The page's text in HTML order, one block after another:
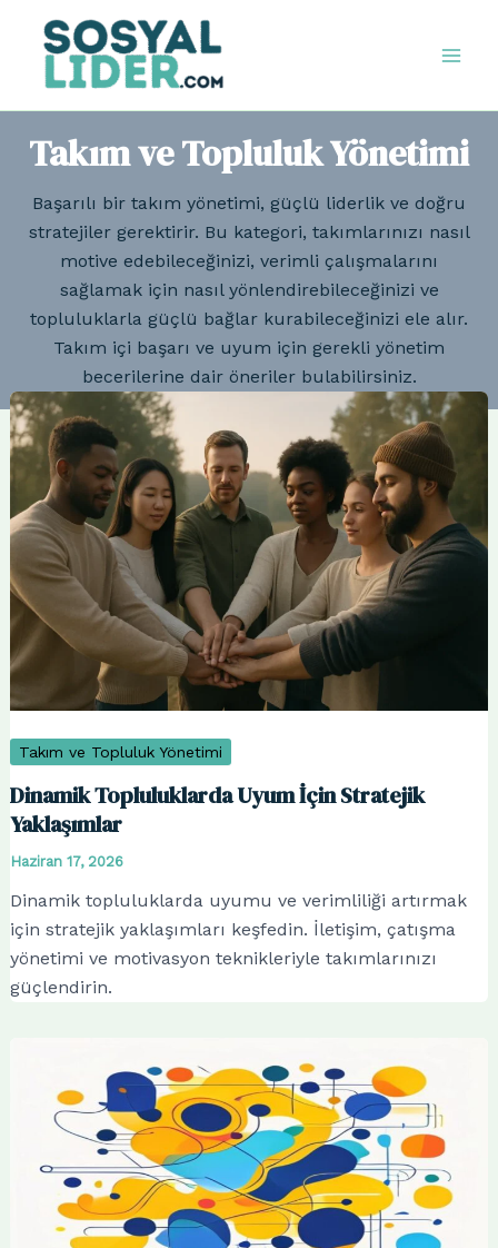
Takım ve Topluluk Yönetimi
Başarılı bir takım yönetimi, güçlü liderlik ve doğru
stratejiler gerektirir. Bu kategori, takımlarınızı nasıl
motive edebileceğinizi, verimli çalışmalarını
sağlamak için nasıl yönlendirebileceğinizi ve
topluluklarla güçlü bağlar kurabileceğinizi ele alır.
Takım içi başarı ve uyum için gerekli yönetim
becerilerine dair öneriler bulabilirsiniz.
Takım ve Topluluk Yönetimi
Dinamik Topluluklarda Uyum İçin Stratejik
Yaklaşımlar
Haziran 17, 2026
Dinamik topluluklarda uyumu ve verimliliği artırmak
için stratejik yaklaşımları keşfedin. İletişim, çatışma
yönetimi ve motivasyon teknikleriyle takımlarınızı
güçlendirin.